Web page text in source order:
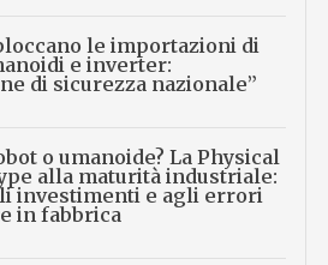
le importazioni di
e inverter:
di sicurezza nazionale”
o umanoide? La Physical
alla maturità industriale:
investimenti e agli errori
in fabbrica